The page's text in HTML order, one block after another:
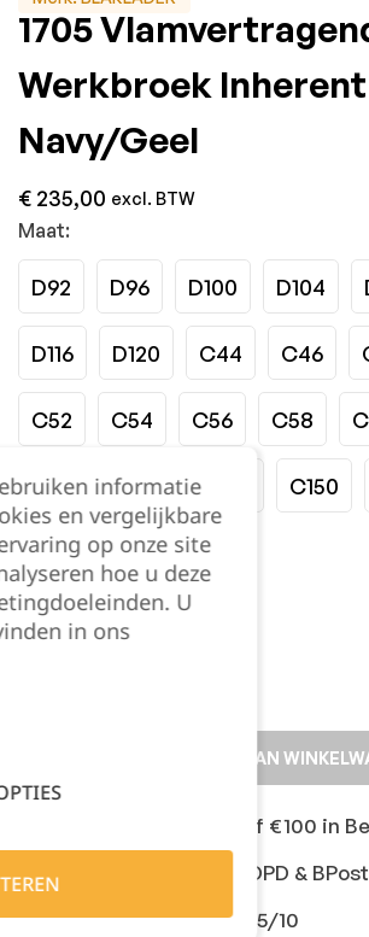
1705
Werkbroek
Navy/Geel
€ 235,00 excl. BTW
Maat:
D92 D96 D100 D104
D116 D120 C44 C46
C52 C54 C56 C58
C64 C146 C148 C150
C154 C156
Kies je aantal:
TOEVOEGEN AAN
Gratis levering vanaf €100 in
Snelle levering met DPD & BPost
Klanten geven ons 9,5/10
informatie
en vergelijkbare
op onze site
hoe u deze
U
in ons